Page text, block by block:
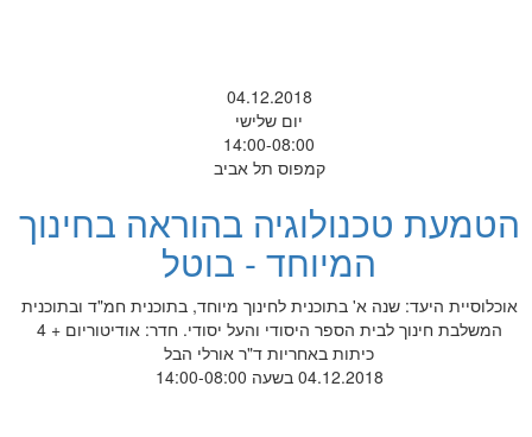
04.12.2018
יום שלישי
14:00-08:00
קמפוס תל אביב
הטמעת טכנולוגיה בהוראה בחינוך
המיוחד - בוטל
אוכלוסיית היעד: שנה א' בתוכנית לחינוך מיוחד, בתוכנית חמ"ד ובתוכנית
המשלבת חינוך לבית הספר היסודי והעל יסודי. חדר: אודיטוריום + 4
כיתות באחריות ד"ר אורלי הבל
04.12.2018 בשעה 14:00-08:00